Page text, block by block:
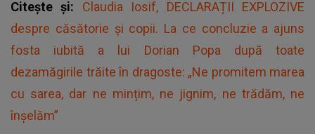
Citește și: Claudia Iosif, DECLARAȚII EXPLOZIVE
despre căsătorie și copii. La ce concluzie a ajuns
fosta iubită a lui Dorian Popa după toate
dezamăgirile trăite în dragoste: „Ne promitem marea
cu sarea, dar ne mințim, ne jignim, ne trădăm, ne
înșelăm”